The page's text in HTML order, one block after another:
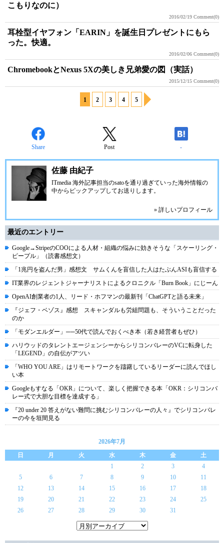
こもりなのに）
2016/02/19 Comment(0)
耳栓型イヤフォン「EARIN」を誕生日プレゼントにもら
った。快適。
2016/02/06 Comment(0)
ChromebookとNexus 5Xの美しき兄弟愛の図（実話）
2015/12/15 Comment(0)
1 2 3 4 5
Share Post -
佐藤 由紀子
ITmedia 海外記事担当のsatoを通り過ぎていった海外情報の
中からピックアップしてお送りします。
» 詳しいプロフィール
最近のエントリー
Google→StripeのCOOによる人材・組織の悩みに効きそうな「スケーリング・
ピープル」（読書感想文）
「1兆円を盗んだ男」感想文 サムくんを盲信した人はたぶんASIも盲信する
IT業界のレジェントジャーナリストによるクロニクル「Burn Book」にじーん
OpenAI創業者の1人、リード・ホフマンの最新刊「ChatGPTと語る未来」
『ジェフ・ベゾス』感想 スキャンダルも労組問題も、そういうことだった
のか
「モダンエルダー」──50代で読んでおくべき本（若き経営者もぜひ）
ハリウッドのタレントエージェンシーからシリコンバレーのVCに転身した
「LEGEND」の自伝がアツい
「WHO YOU ARE」はリモートワークを躊躇しているリーダーに読んでほし
い本
Googleもすなる「OKR」について、楽しく把握できる本「OKR：シリコンバ
レー式で大胆な目標を達成する」
『20 under 20 答えがない難問に挑むシリコンバレーの人々』でシリコンバレ
ーの今を垣間見る
2026年7月
日
月 火 水 木 金
土
1
2 3
4
5
6 7 8 9 10
11
12
13 14 15 16 17
18
19
20 21 22 23 24
25
26
27 28 29 30 31